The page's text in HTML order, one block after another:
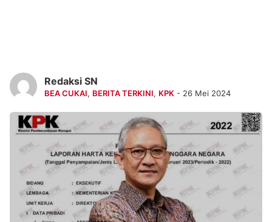
Redaksi SN
BEA CUKAI, BERITA TERKINI, KPK - 26 Mei 2024